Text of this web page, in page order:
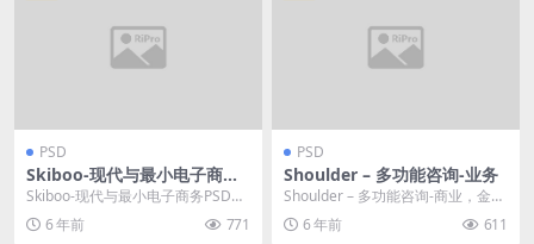
PSD
Skiboo-现代与最小电子商务P
SD模板
Skiboo-现代与最小电子商务PSD模
板。 该PSD模板适用于任何类型的
电子商...
6 年前 771
PSD
Shoulder – 多功能咨询-业务
Shoulder – 多功能咨询-商业，金融
PSD模板-商业公司的截...
6 年前 611